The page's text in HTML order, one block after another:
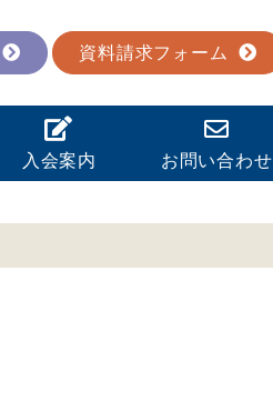
資料請求フォーム
入会案内 お問い合わせ